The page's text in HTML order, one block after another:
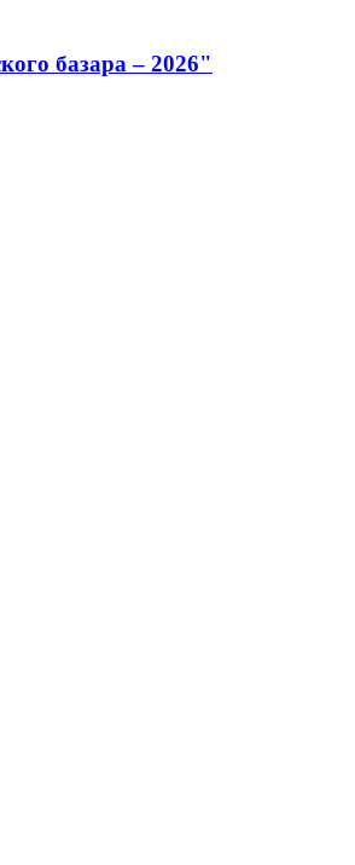
базара – 2026"